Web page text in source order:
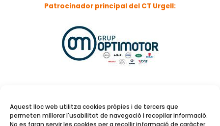
Aquest lloc web utilitza cookies pròpies i de tercers que
permeten millorar l'usabilitat de navegació i recopilar informació.
No es faran servir les cookies per a recollir informació de caràcter
Patrocinador principal del CT Urgell: